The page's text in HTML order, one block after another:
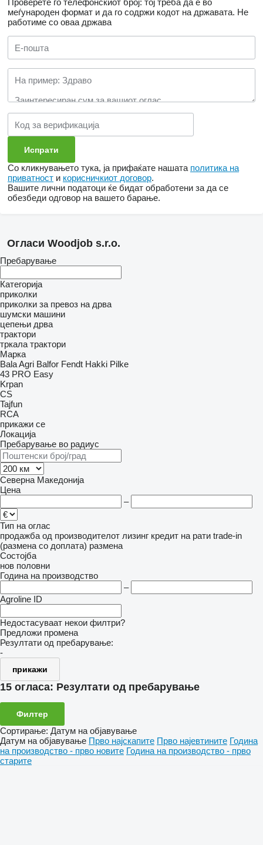
Проверете го телефонскиот број: тој треба да е во
меѓународен формат и да го содржи кодот на државата. Не
работиме со оваа држава
Со кликнувањето тука, ја прифаќате нашата политика на
приватност и корисничкиот договор.
Вашите лични податоци ќе бидат обработени за да се
обезбеди одговор на вашето барање.
Огласи Woodjob s.r.o.
Пребарување
Категорија
приколки
приколки за превоз на дрва
шумски машини
цепењи дрва
трактори
тркала трактори
Марка
Bala Agri Balfor Fendt Hakki Pilke
43 PRO Easy
Krpan
CS
Tajfun
RCA
прикажи се
Локација
Пребарување во радиус
Северна Македонија
Цена
–
Тип на оглас
продажба од производителот лизинг кредит на рати trade-in
(размена со доплата) размена
Состојба
нов половни
Година на производство
–
Agroline ID
Недостасуваат некои филтри?
Предложи промена
Резултати од пребарување:
-
прикажи
15 огласа: Резултати од пребарување
Филтер
Сортирање: Датум на објавување
Датум на објавување Прво најскапите Прво најевтините Година
на производство - прво новите Година на производство - прво
старите